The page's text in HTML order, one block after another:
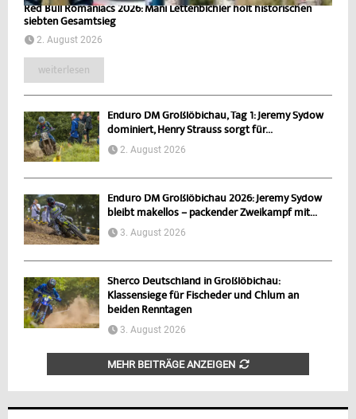
Red Bull Romaniacs 2026: Mani Lettenbichler holt historischen
siebten Gesamtsieg
2. August 2026
weiterlesen
Enduro DM Großlöbichau, Tag 1: Jeremy Sydow
dominiert, Henry Strauss sorgt für...
2. August 2026
Enduro DM Großlöbichau 2026: Jeremy Sydow
bleibt makellos – packender Zweikampf mit...
3. August 2026
Sherco Deutschland in Großlöbichau:
Klassensiege für Fischeder und Chlum an
beiden Renntagen
3. August 2026
MEHR BEITRÄGE ANZEIGEN